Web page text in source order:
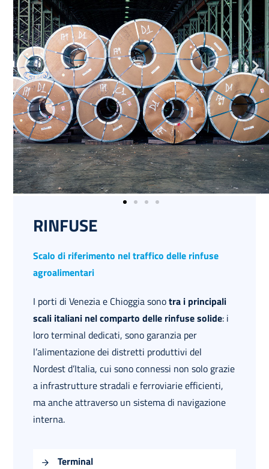
RINFUSE
Scalo di riferimento nel traffico delle rinfuse
agroalimentari
I porti di Venezia e Chioggia sonotra i principali
scali italiani nel comparto delle rinfuse solide: i
loro terminal dedicati, sono garanzia per
l’alimentazione dei distretti produttivi del
Nordest d’Italia, cui sono connessi non solo grazie
a infrastrutture stradali e ferroviarie efficienti,
ma anche attraverso un sistema di navigazione
interna.
Terminal